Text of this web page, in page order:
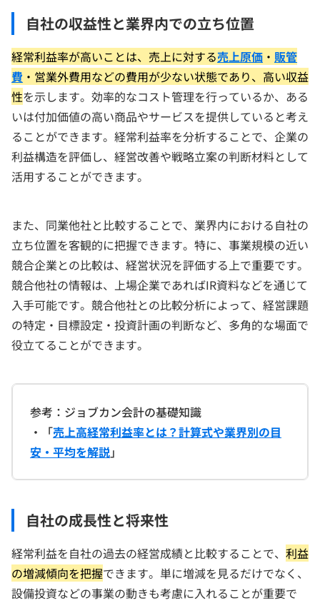
自社の収益性と業界内での立ち位置
経常利益率が高いことは、売上に対する売上原価 ・ 販管
費 ・営業外費用などの費用が少ない状態であり、高い収益
性を示します。効率的なコスト管理を行っているか、ある
いは付加価値の高い商品やサービスを提供していると考え
ることができます。経常利益率を分析することで、企業の
利益構造を評価し、経営改善や戦略立案の判断材料として
活用することができます。
また、同業他社と比較することで、業界内における自社の
立ち位置を客観的に把握できます。特に、事業規模の近い
競合企業との比較は、経営状況を評価する上で重要です。
競合他社の情報は、上場企業であればIR資料などを通じて
入手可能です。競合他社との比較分析によって、経営課題
の特定・目標設定・投資計画の判断など、多角的な場面で
役立てることができます。
参考：ジョブカン会計の基礎知識
・「売上高経常利益率とは？計算式や業界別の目
安・平均を解説」
自社の成長性と将来性
経常利益を自社の過去の経営成績と比較することで、 利益
の増減傾向を把握できます。単に増減を見るだけでなく、
設備投資などの事業の動きも考慮に入れることが重要で